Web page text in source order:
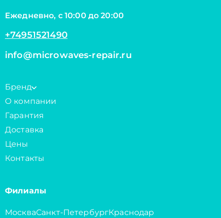
Ежедневно, с 10:00 до 20:00
+74951521490
info@microwaves-repair.ru
Бренд
О компании
Гарантия
Доставка
Цены
Контакты
Филиалы
МоскваСанкт-ПетербургКраснодар